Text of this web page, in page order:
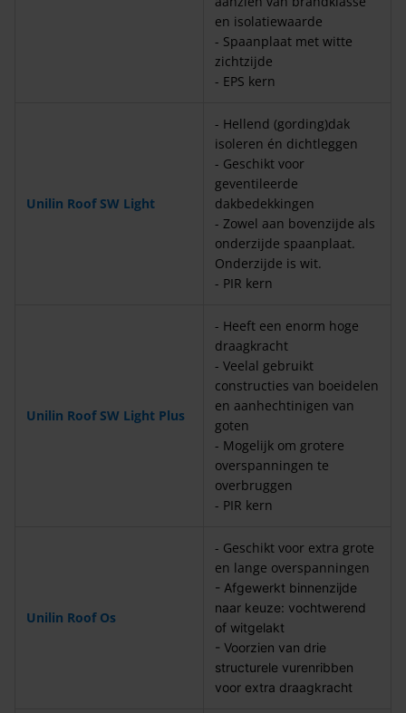
en isolatiewaarde
- Spaanplaat met witte
zichtzijde
- EPS kern
Unilin Roof SW Light
- Hellend (gording)dak
isoleren én dichtleggen
- Geschikt voor
geventileerde
dakbedekkingen
- Zowel aan bovenzijde als
onderzijde spaanplaat.
Onderzijde is wit.
- PIR kern
Unilin Roof SW Light Plus
- Heeft een enorm hoge
draagkracht
- Veelal gebruikt
constructies van boeidelen
en aanhechtinigen van
goten
- Mogelijk om grotere
overspanningen te
overbruggen
- PIR kern
Unilin Roof Os
- Geschikt voor extra grote
en lange overspanningen
- Afgewerkt binnenzijde
naar keuze: vochtwerend
of witgelakt
- Voorzien van drie
structurele vurenribben
voor extra draagkracht